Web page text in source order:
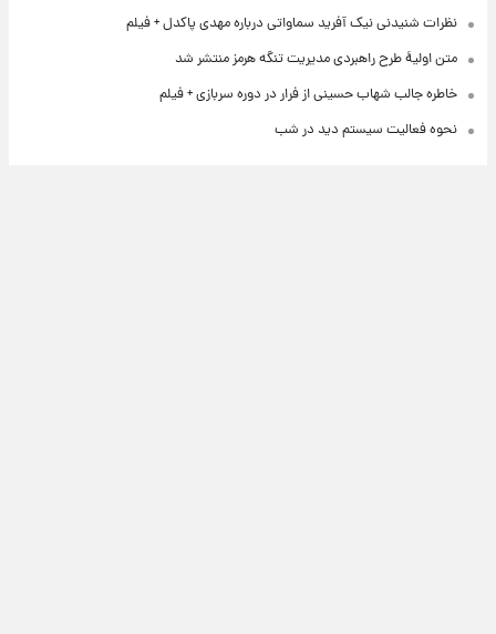
نظرات شنیدنی نیک آفرید سماواتی درباره مهدی پاکدل + فیلم
متن اولیۀ طرح راهبردی مدیریت تنگه هرمز منتشر شد
خاطره جالب شهاب حسینی از فرار در دوره سربازی + فیلم
نحوه فعالیت سیستم دید در شب